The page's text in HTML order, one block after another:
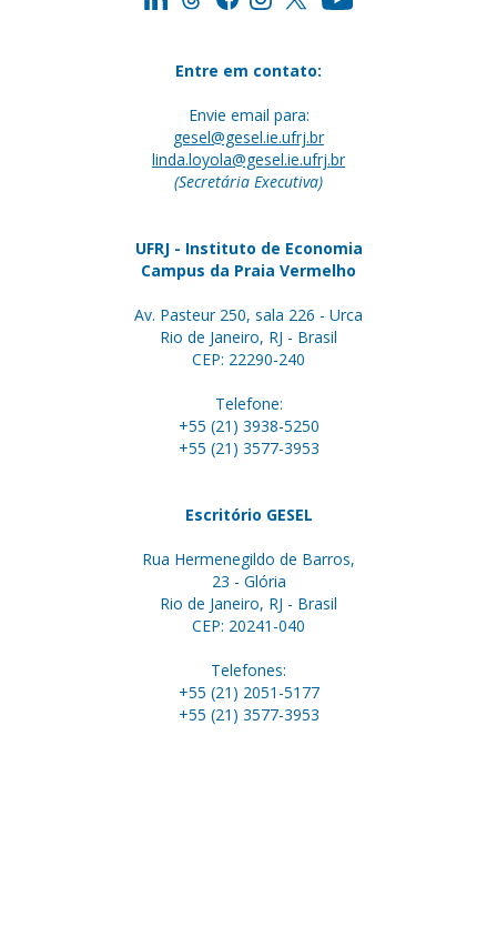
Entre em contato:
Envie email para:
gesel@gesel.ie.ufrj.br
linda.loyola@gesel.ie.ufrj.br
(Secretária Executiva)
UFRJ - Instituto de Economia
Campus da Praia Vermelho
Av. Pasteur 250, sala 226 - Urca
Rio de Janeiro, RJ - Brasil
CEP: 22290-240
Telefone:
+55 (21) 3938-5250
+55 (21) 3577-3953
Escritório GESEL
Rua Hermenegildo de Barros,
23 - Glória
Rio de Janeiro, RJ - Brasil
CEP: 20241-040
Telefones:
+55 (21) 2051-5177
+55 (21) 3577-3953